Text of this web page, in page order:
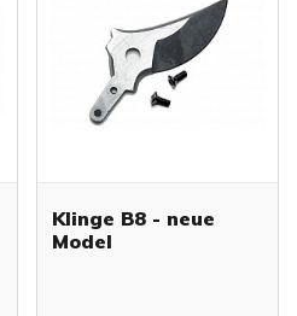
Klinge B8 - neue
Model